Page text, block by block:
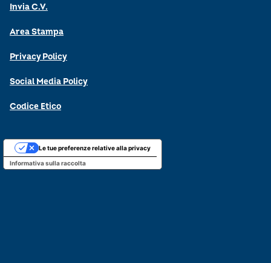
Invia C.V.
Area Stampa
Privacy Policy
Social Media Policy
Codice Etico
Informativa sulla raccolta
Le tue preferenze relative alla privacy